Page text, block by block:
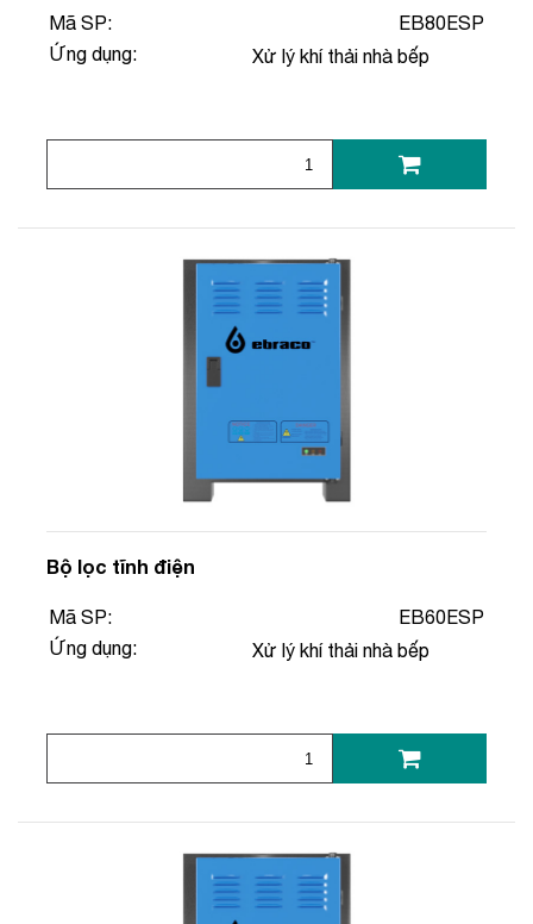
Mã SP:
EB80ESP
Ứng dụng:
Xử lý khí thải nhà bếp
Bộ lọc tĩnh điện
Mã SP:
EB60ESP
Ứng dụng:
Xử lý khí thải nhà bếp